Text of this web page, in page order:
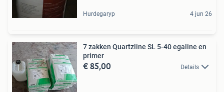
Hurdegaryp 4 jun 26
7 zakken Quartzline SL 5-40 egaline en
primer
€ 85,00 Details